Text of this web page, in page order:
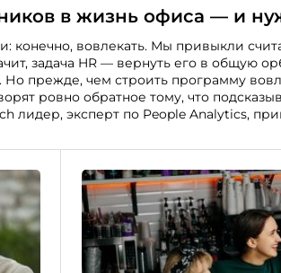
в жизнь офиса — и
конечно, вовлекать. Мы привыкли
задача HR — вернуть его в общую
прежде, чем строить программу
ровно обратное тому, что
лидер, эксперт по People Analytics,